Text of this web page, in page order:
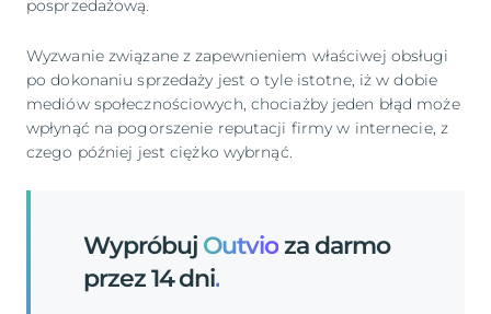
posprzedażową.
Wyzwanie związane z zapewnieniem właściwej obsługi
po dokonaniu sprzedaży jest o tyle istotne, iż w dobie
mediów społecznościowych, chociażby jeden błąd może
wpłynąć na pogorszenie reputacji firmy w internecie, z
czego później jest ciężko wybrnąć.
Wypróbuj Outvioza darmo
przez 14 dni.